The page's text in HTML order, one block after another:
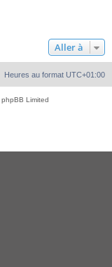
Aller à
Heures au format UTC+01:00
Limited